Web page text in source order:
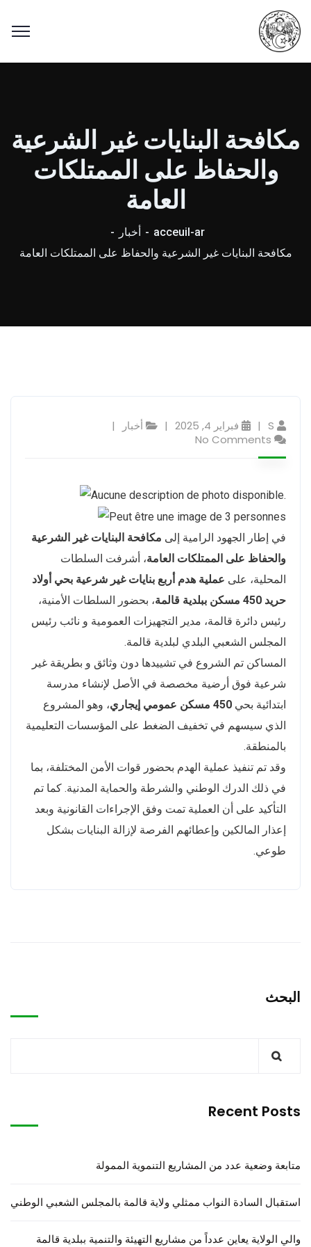
مكافحة البنايات غير الشرعية
والحفاظ على الممتلكات
العامة
acceuil-ar
أخبار
مكافحة البنايات غير الشرعية والحفاظ على الممتلكات العامة
S فبراير 4, 2025
أخبار
No Comments
في إطار الجهود الرامية إلى مكافحة البنايات غير الشرعية
والحفاظ على الممتلكات العامة، أشرفت السلطات
المحلية، على عملية هدم أربع بنايات غير شرعية بحي أولاد
حريد 450 مسكن ببلدية قالمة
، بحضور السلطات الأمنية،
رئيس دائرة قالمة، مدير التجهيزات العمومية و نائب رئيس
المجلس الشعبي البلدي لبلدية قالمة.
المساكن تم الشروع في تشييدها دون وثائق و بطريقة غير
شرعية فوق أرضية مخصصة في الأصل لإنشاء مدرسة
ابتدائية بحي 450 مسكن عمومي إيجاري
، وهو المشروع
الذي سيسهم في تخفيف الضغط على المؤسسات التعليمية
بالمنطقة.
وقد تم تنفيذ عملية الهدم بحضور قوات الأمن المختلفة، بما
في ذلك الدرك الوطني والشرطة والحماية المدنية. كما تم
التأكيد على أن العملية تمت وفق الإجراءات القانونية وبعد
إعذار المالكين وإعطائهم الفرصة لإزالة البنايات بشكل
طوعي.
البحث
Recent Posts
متابعة وضعية عدد من المشاريع التنموية الممولة
استقبال السادة النواب ممثلي ولاية قالمة بالمجلس الشعبي الوطني
والي الولاية يعاين عدداً من مشاريع التهيئة والتنمية ببلدية قالمة